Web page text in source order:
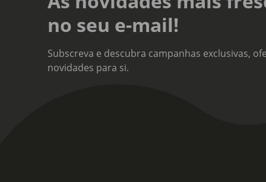
no seu e-mail!
Subscreva e descubra campanhas exclusivas,
novidades para si.